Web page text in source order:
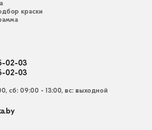
краски
02-03
02-03
сб: 09:00 - 13:00, вс: выходной